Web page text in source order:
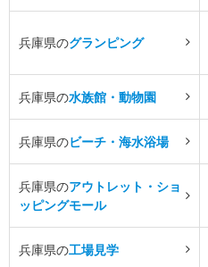
兵庫県のグランピング
兵庫県の水族館・動物園
兵庫県のビーチ・海水浴場
兵庫県のアウトレット・ショ
ッピングモール
兵庫県の工場見学